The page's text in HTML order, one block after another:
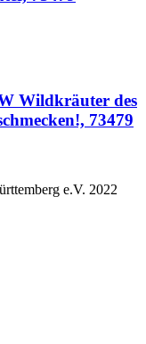
Wildkräuter des
73479
e.V. 2022